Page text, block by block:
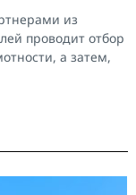
из
проводит отбор
а затем,